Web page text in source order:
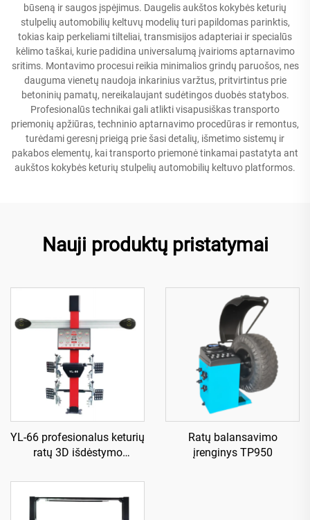
būseną ir saugos įspėjimus. Daugelis aukštos kokybės keturių
stulpelių automobilių keltuvų modelių turi papildomas parinktis,
tokias kaip perkeliami tilteliai, transmisijos adapteriai ir specialūs
kėlimo taškai, kurie padidina universalumą įvairioms aptarnavimo
sritims. Montavimo procesui reikia minimalios grindų paruošos, nes
dauguma vienetų naudoja inkarinius varžtus, pritvirtintus prie
betoninių pamatų, nereikalaujant sudėtingos duobės statybos.
Profesionalūs technikai gali atlikti visapusiškas transporto
priemonių apžiūras, techninio aptarnavimo procedūras ir remontus,
turėdami geresnį prieigą prie šasi detalių, išmetimo sistemų ir
pakabos elementų, kai transporto priemonė tinkamai pastatyta ant
aukštos kokybės keturių stulpelių automobilių keltuvo platformos.
Nauji produktų pristatymai
YL-66 profesionalus keturių
ratų 3D išdėstymo
Ratų balansavimo
įrenginys TP950